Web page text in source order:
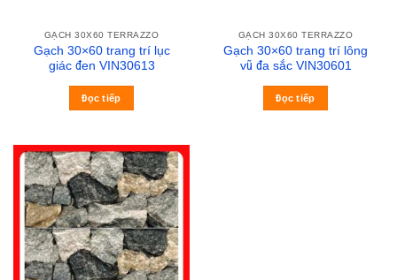
GẠCH 30X60 TERRAZZO
Gạch 30×60 trang trí lục
giác đen VIN30613
Đọc tiếp
GẠCH 30X60 TERRAZZO
Gạch 30×60 trang trí lông
vũ đa sắc VIN30601
Đọc tiếp